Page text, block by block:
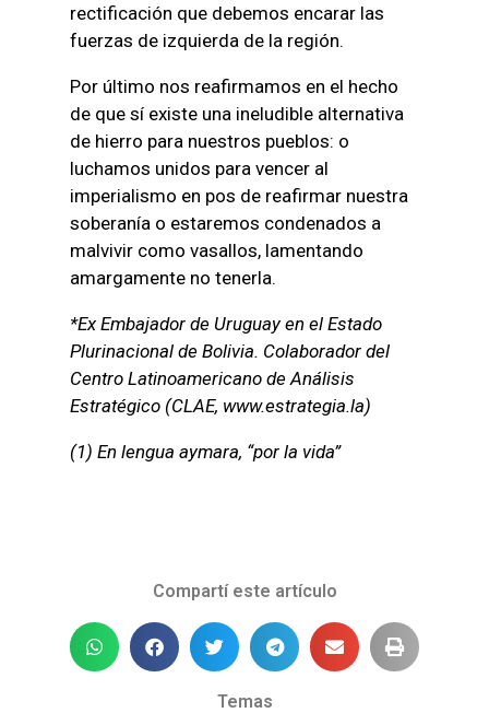
rectificación que debemos encarar las
fuerzas de izquierda de la región.
Por último nos reafirmamos en el hecho
de que sí existe una ineludible alternativa
de hierro para nuestros pueblos: o
luchamos unidos para vencer al
imperialismo en pos de reafirmar nuestra
soberanía o estaremos condenados a
malvivir como vasallos, lamentando
amargamente no tenerla.
*Ex Embajador de Uruguay en el Estado
Plurinacional de Bolivia. Colaborador del
Centro Latinoamericano de Análisis
Estratégico (CLAE, www.estrategia.la)
(1) En lengua aymara, “por la vida”
Compartí este artículo
Temas